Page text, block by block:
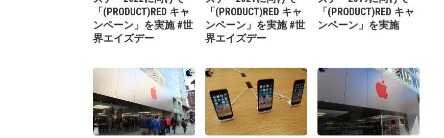
「(PRODUCT)RED キャ
ンペーン」を実施 #世
界エイズデー
「(PRODUCT)RED キャ
ンペーン」を実施 #世
界エイズデー
「(PRODUCT)RED キャ
ンペーン」を実施